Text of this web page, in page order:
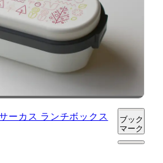
ーカス ランチボックス
ブック
マーク